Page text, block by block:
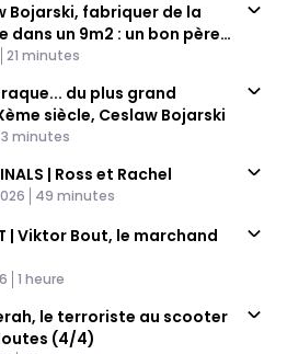
Bojarski, fabriquer de la
dans un 9m2 : un bon père
Time
21 minutes
du plus grand
siècle, Ceslaw Bojarski
Time
3 minutes
| Ross et Rachel
Time
49 minutes
| Viktor Bout, le marchand
Time
1 heure
le terroriste au scooter
(4/4)